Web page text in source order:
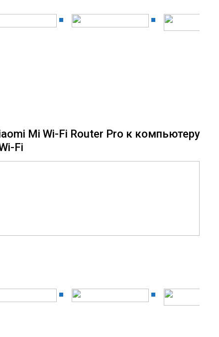
Mi Wi-Fi Router Pro к компьютеру
Fi